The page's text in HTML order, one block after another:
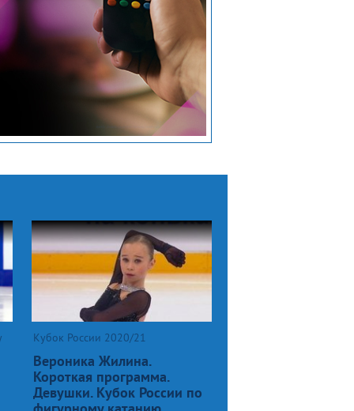
Кубок России 2020/21
Вероника Жилина.
Короткая программа.
Девушки. Кубок России по